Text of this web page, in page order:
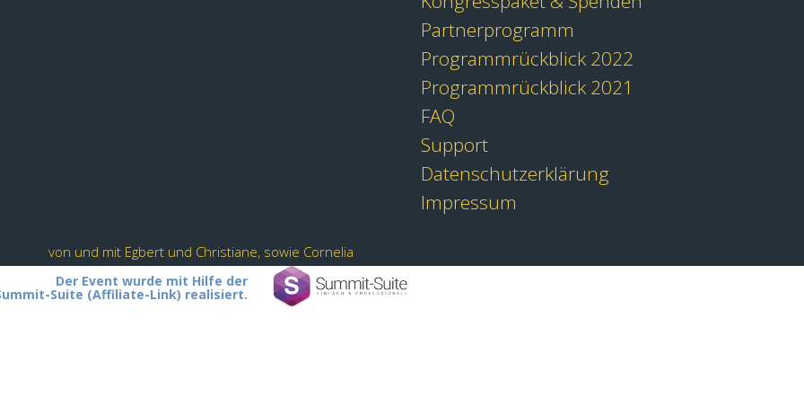
Partnerprogramm
Programmrückblick 2022
Programmrückblick 2021
FAQ
Support
Datenschutzerklärung
Impressum
von und mit Egbert und Christiane, sowie Cornelia
Der Event wurde mit Hilfe der
Suite (Affiliate-Link) realisiert.